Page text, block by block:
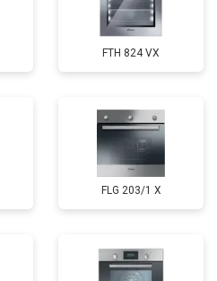
FTH 824 VX
FLG 203/1 X